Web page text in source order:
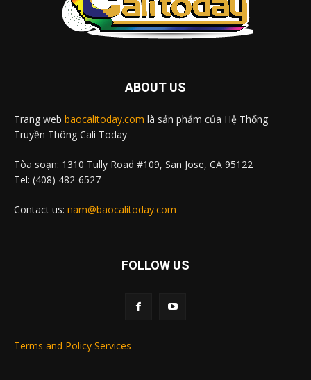
ABOUT US
Trang web baocalitoday.com là sản phẩm của Hệ Thống
Truyền Thông Cali Today
Tòa soạn: 1310 Tully Road #109, San Jose, CA 95122
Tel: (408) 482-6527
Contact us: nam@baocalitoday.com
FOLLOW US
Terms and Policy Services